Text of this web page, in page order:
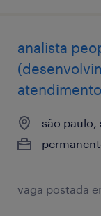
analista
são paulo,
vaga postada